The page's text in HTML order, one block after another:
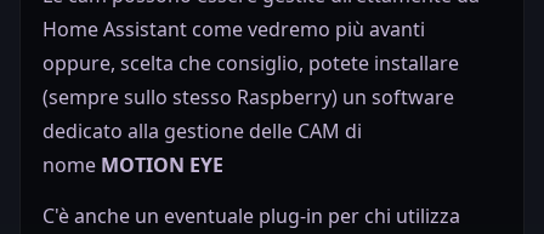
Home Assistant come vedremo più avanti
oppure, scelta che consiglio, potete installare
(sempre sullo stesso Raspberry) un software
dedicato alla gestione delle CAM di
nome MOTION EYE
C'è anche un eventuale plug-in per chi utilizza